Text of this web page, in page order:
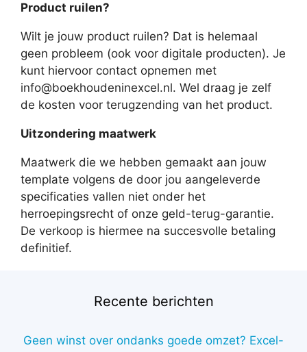
Product ruilen?
Wilt je jouw product ruilen? Dat is helemaal
geen probleem (ook voor digitale producten). Je
kunt hiervoor contact opnemen met
info@boekhoudeninexcel.nl. Wel draag je zelf
de kosten voor terugzending van het product.
Uitzondering maatwerk
Maatwerk die we hebben gemaakt aan jouw
template volgens de door jou aangeleverde
specificaties vallen niet onder het
herroepingsrecht of onze geld-terug-garantie.
De verkoop is hiermee na succesvolle betaling
definitief.
Recente berichten
Geen winst over ondanks goede omzet? Excel-